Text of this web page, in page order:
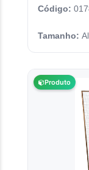
Código:
Tamanho:
Produto